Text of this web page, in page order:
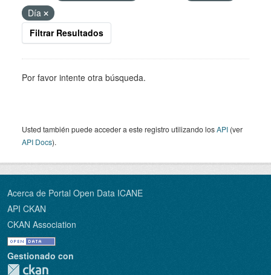
Día
Filtrar Resultados
Por favor intente otra búsqueda.
Usted también puede acceder a este registro utilizando losAPI (ver
API Docs).
Acerca de Portal Open Data ICANE
API CKAN
CKAN Association
Gestionado con